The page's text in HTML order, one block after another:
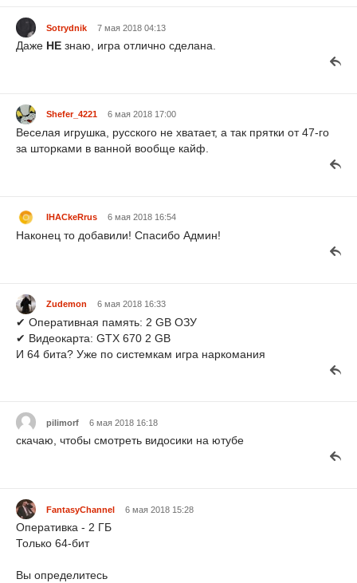
Sotrydnik 7 мая 2018 04:13
Даже НЕ знаю, игра отлично сделана.
Shefer_4221 6 мая 2018 17:00
Веселая игрушка, русского не хватает, а так прятки от 47-го
за шторками в ванной вообще кайф.
IHACkeRrus 6 мая 2018 16:54
Наконец то добавили! Спасибо Админ!
Zudemon 6 мая 2018 16:33
✔ Оперативная память: 2 GB ОЗУ
✔ Видеокарта: GTX 670 2 GB
И 64 бита? Уже по системкам игра наркомания
pilimorf 6 мая 2018 16:18
скачаю, чтобы смотреть видосики на ютубе
FantasyChannel 6 мая 2018 15:28
Оперативка - 2 ГБ
Только 64-бит
Вы определитесь